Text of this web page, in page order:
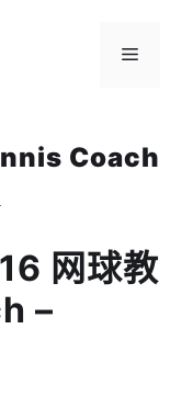
菜
Coach
网球教
–